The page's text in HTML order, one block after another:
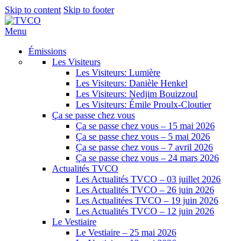
Skip to content Skip to footer
Menu
Émissions
Les Visiteurs
Les Visiteurs: Lumière
Les Visiteurs: Danièle Henkel
Les Visiteurs: Nedjim Bouizzoul
Les Visiteurs: Émile Proulx-Cloutier
Ça se passe chez vous
Ça se passe chez vous – 15 mai 2026
Ça se passe chez vous – 5 mai 2026
Ça se passe chez vous – 7 avril 2026
Ça se passe chez vous – 24 mars 2026
Actualités TVCO
Les Actualités TVCO – 03 juillet 2026
Les Actualités TVCO – 26 juin 2026
Les Actualitées TVCO – 19 juin 2026
Les Actualités TVCO – 12 juin 2026
Le Vestiaire
Le Vestiaire – 25 mai 2026